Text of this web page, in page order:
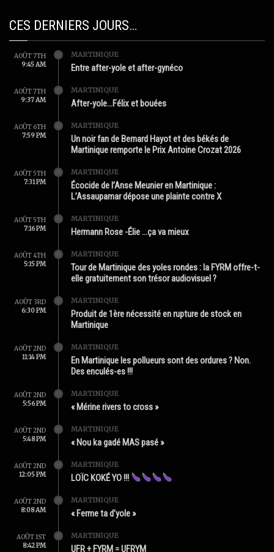
CES DERNIERS JOURS…
AOÛT 7TH
9:45 AM
MARTINIQUE
Entre after-yole et after-gynéco
AOÛT 7TH
9:37 AM
MARTINIQUE
After-yole…Félix et bouées
AOÛT 6TH
7:59 PM
MARTINIQUE
Un noir fan de Bernard Hayot et des békés de
Martinique remporte le Prix Antoine Crozat 2026
AOÛT 5TH
7:31 PM
MARTINIQUE
Écocide de l’Anse Meunier en Martinique :
L’Assaupamar dépose une plainte contre X
AOÛT 5TH
7:16 PM
MARTINIQUE
Hermann Rose -Élie …ça va mieux
AOÛT 4TH
5:15 PM
MARTINIQUE
Tour de Martinique des yoles rondes : la FYRM offre-t-
elle gratuitement son trésor audiovisuel ?
AOÛT 3RD
6:30 PM
MARTINIQUE
Produit de 1ère nécessité en rupture de stock en
Martinique
AOÛT 2ND
11:14 PM
MARTINIQUE
En Martinique les pollueurs sont des ordures ? Non.
Des enculés-es !!!
AOÛT 2ND
5:56 PM
MARTINIQUE
« Mérine rivers to cross »
AOÛT 2ND
5:48 PM
MARTINIQUE
« Nou ka gadé MAS pasé »
AOÛT 2ND
12:05 PM
MARTINIQUE
LOÏC KOKÉ YO !!!
AOÛT 2ND
8:08 AM
MARTINIQUE
« Ferme ta d’yole »
AOÛT 1ST
8:42 PM
MARTINIQUE
UFR + FYRM = UFRYM